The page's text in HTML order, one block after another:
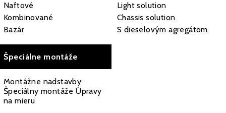
Naftové
Kombinované
Bazár
Light solution
Chassis solution
S dieselovým agregátom
Špeciálne montáže
Montážne nadstavby
Špeciálny montáže Úpravy
na mieru